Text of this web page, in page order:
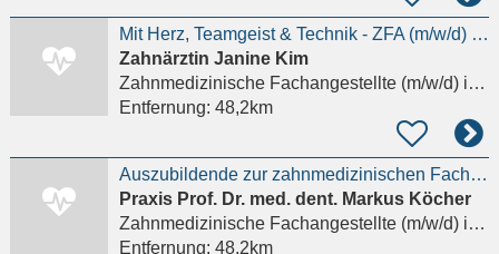
Mit Herz, Teamgeist & Technik - ZFA (m/w/d) gesucht
Zahnärztin Janine Kim
Zahnmedizinische Fachangestellte (m/w/d)in Hamburg
Entfernung: 48,2km
Auszubildende zur zahnmedizinischen Fachangestellten (ZMF) (m/w/d)
Praxis Prof. Dr. med. dent. Markus Köcher
Zahnmedizinische Fachangestellte (m/w/d)in Geesthacht
Entfernung: 48,2km